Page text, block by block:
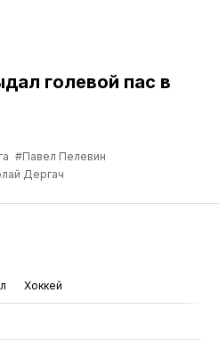
голевой пас в
#Павел Пелевин
Дергач
Хоккей